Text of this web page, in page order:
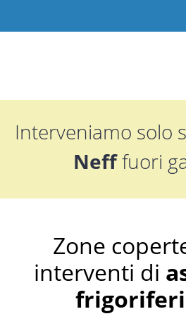
Interveniamo solo
Nefffuori
Zone
interventi di